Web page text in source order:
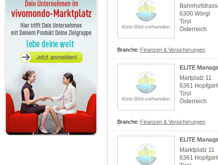
6300 Wörgl
Tirol
Österreich
Branche: Finanzen & Versicherungen
ELITE
Martplatz 11
6361
Tirol
Österreich
Branche: Finanzen & Versicherungen
ELITE
Marktplatz 11
6361